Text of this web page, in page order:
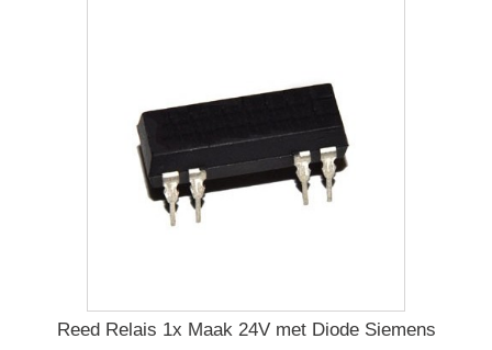
Reed Relais 1x Maak 24V met Diode Siemens